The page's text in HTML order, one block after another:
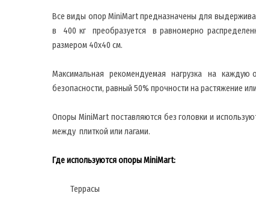
Все виды опор MiniMart предназначены для
в 400 кг преобразуется в равномерно
размером 40х40 см.
Максимальная рекомендуемая нагрузка на
безопасности, равный 50% прочности на растяжение
Опоры MiniMart поставляются без головки и
между плиткой или лагами.
Где используются опоры MiniMart:
Террасы